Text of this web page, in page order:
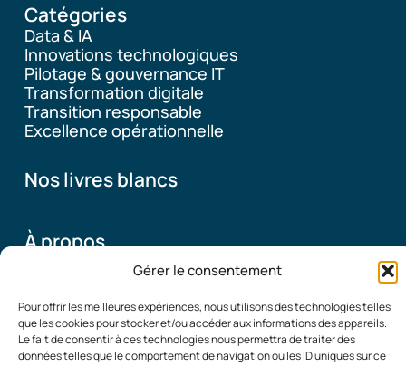
Gérer le consentement
Pour offrir les meilleures expériences, nous utilisons des technologies telles
que les cookies pour stocker et/ou accéder aux informations des appareils.
Le fait de consentir à ces technologies nous permettra de traiter des
données telles que le comportement de navigation ou les ID uniques sur ce
Catégories
Data & IA
Innovations technologiques
Pilotage & gouvernance IT
Transformation digitale
Transition responsable
Excellence opérationnelle
Nos livres blancs
À propos
Pourquoi ce blog
Qui sommes-nous